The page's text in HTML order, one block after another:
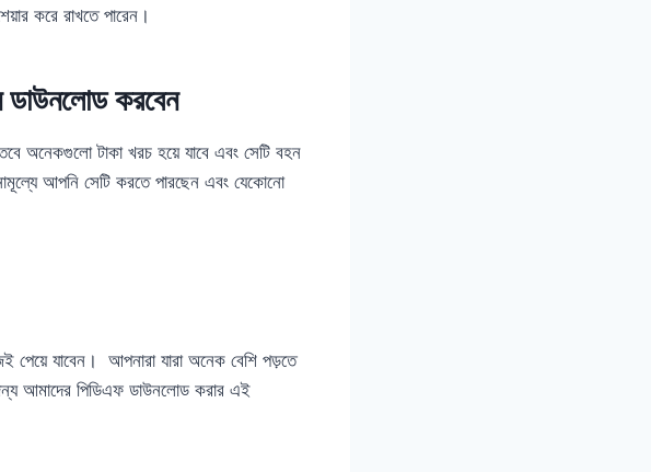
করে রাখতে পারেন।
ডাউনলোড করবেন
অনেকগুলো টাকা খরচ হয়ে যাবে এবং সেটি বহন
আপনি সেটি করতে পারছেন এবং যেকোনো
পেয়ে যাবেন। আপনারা যারা অনেক বেশি পড়তে
আমাদের পিডিএফ ডাউনলোড করার এই